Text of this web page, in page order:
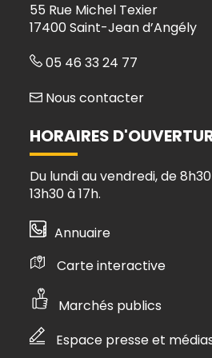
55 Rue Michel Texier
17400 Saint-Jean d’Angély
05 46 33 24 77
Nous contacter
HORAIRES
Du lundi au vendredi, de
13h30 à 17h.
Annuaire
Carte interactive
Marchés publics
Espace presse et